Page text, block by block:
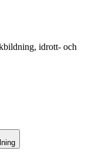
idrott- och